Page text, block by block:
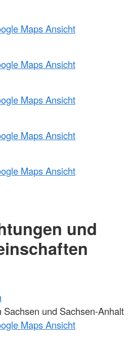
Maps Ansicht
Maps Ansicht
Maps Ansicht
Maps Ansicht
Maps Ansicht
und
Sachsen und Sachsen-Anhalt
Maps Ansicht